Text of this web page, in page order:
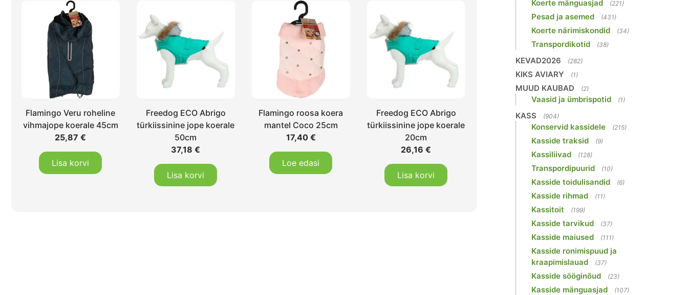
Flamingo Veru roheline
vihmajope koerale 45cm
25,87€
Lisa korvi
Freedog ECO Abrigo
türkiissinine jope koerale
50cm
37,18€
Lisa korvi
Flamingo roosa koera
mantel Coco 25cm
17,40 €
Loe edasi
Freedog ECO Abrigo
türkiissinine jope koerale
20cm
26,16€
Lisa korvi
Koerte mänguasjad (221)
Pesad ja asemed (431)
Koerte närimiskondid (34)
Transpordikotid (38)
KEVAD2026 (282)
KIKS AVIARY (1)
MUUD KAUBAD (2)
Vaasid ja ümbrispotid (1)
KASS (904)
Konservid kassidele (215)
Kasside traksid (9)
Kassiliivad (128)
Transpordipuurid (10)
Kasside toidulisandid (6)
Kasside rihmad (11)
Kassitoit (199)
Kasside tarvikud (37)
Kasside maiused (111)
Kasside ronimispuud ja
kraapimislauad
(37)
Kasside sööginõud (23)
Kasside mänguasjad (107)